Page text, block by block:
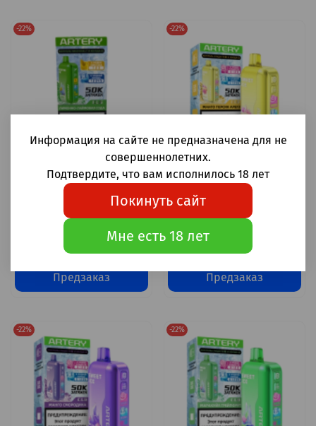
-22%
Artery CL6 Nicotine+Ice
Лимонно-лаймовая сода
50000 затяжек 20мг (2%)
Предзаказ
-22%
Artery CL6 Nicotine+Ice
Манго-персик-арбуз
50000 затяжек 20мг (2%)
2 300 ₽
1 800 ₽
Предзаказ
-22% -22%
Информация на сайте не предназначена для не
совершеннолетних.
Подтвердите, что вам исполнилось 18 лет
Покинуть сайт
Мне есть 18 лет